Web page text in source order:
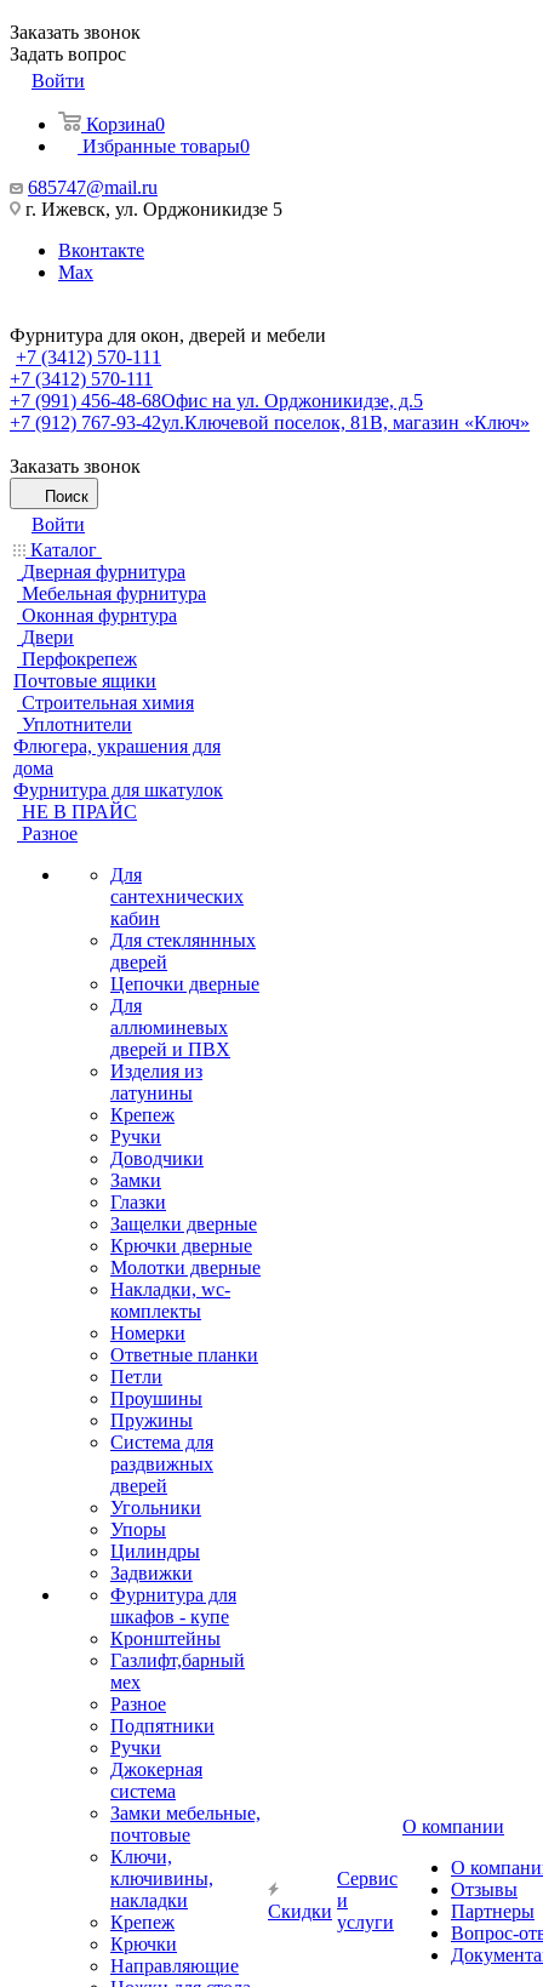
Заказать звонок
Задать вопрос
Войти
Корзина0
Избранные товары0
685747@mail.ru
г. Ижевск, ул. Орджоникидзе 5
Вконтакте
Max
Фурнитура для окон, дверей и мебели
+7 (3412) 570-111
+7 (3412) 570-111
+7 (991) 456-48-68Офис на ул. Орджоникидзе, д.5
+7 (912) 767-93-42ул.Ключевой поселок, 81В, магазин «Ключ»
Заказать звонок
Поиск
Войти
Каталог
Дверная фурнитура
Мебельная фурнитура
Оконная фурнтура
Двери
Перфокрепеж
Почтовые ящики
Строительная химия
Уплотнители
Флюгера, украшения для
дома
Фурнитура для шкатулок
НЕ В ПРАЙС
Разное
Для
сантехнических
кабин
Для стекляннных
дверей
Цепочки дверные
Для
аллюминевых
дверей и ПВХ
Изделия из
латунины
Крепеж
Ручки
Доводчики
Замки
Глазки
Защелки дверные
Крючки дверные
Молотки дверные
Накладки, wc-
комплекты
Номерки
Ответные планки
Петли
Проушины
Пружины
Система для
раздвижных
дверей
Угольники
Упоры
Цилиндры
Задвижки
Фурнитура для
шкафов - купе
Кронштейны
Газлифт,барный
мех
Разное
Подпятники
Ручки
Джокерная
система
Замки мебельные,
почтовые
Ключи,
ключивины,
накладки
Крепеж
Крючки
Направляющие
Скидки
Сервис
и
услуги
О компании
О
Отзывы
Партнеры
Вопрос-